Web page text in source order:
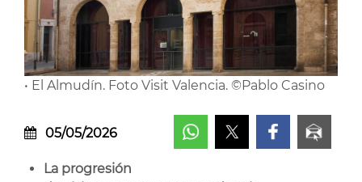
• El Almudín. Foto Visit Valencia. ©Pablo Casino
05/05/2026
La progresión